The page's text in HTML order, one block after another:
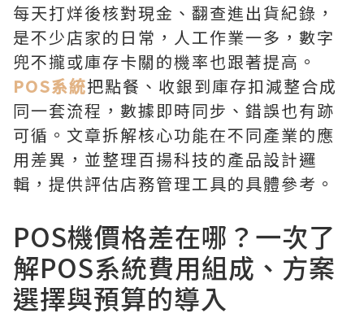
每天打烊後核對現金、翻查進出貨紀錄，
是不少店家的日常，人工作業一多，數字
兜不攏或庫存卡關的機率也跟著提高。
POS系統把點餐、收銀到庫存扣減整合成
同一套流程，數據即時同步、錯誤也有跡
可循。文章拆解核心功能在不同產業的應
用差異，並整理百揚科技的產品設計邏
輯，提供評估店務管理工具的具體參考。
POS機價格差在哪？一次了
解POS系統費用組成、方案
選擇與預算的導入